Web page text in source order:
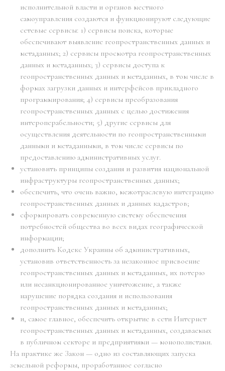
исполнительной власти и органов местного
самоуправления создаются и функционируют следующие
сетевые сервисы: 1) сервисы поиска, которые
обеспечивают выявление геопространственных данных и
метаданных; 2) сервисы просмотра геопространственных
данных и метаданных; 3) сервисы доступа к
геопространственных данных и метаданных, в том числе в
формах загрузки данных и интерфейсов прикладного
программирования; 4) сервисы преобразования
геопространственных данных с целью достижения
интероперабельности; 5) другие сервисы для
осуществления деятельности по геопространственными
данными и метаданными, в том числе сервисы по
предоставлению административных услуг.
установить принципы создания и развития национальной
инфраструктуры геопространственных данных;
обеспечить, что очень важно, межотраслевую интеграцию
геопространственных данных и данных кадастров;
сформировать современную систему обеспечения
потребностей общества во всех видах географической
информации;
дополнить Кодекс Украины об административных,
установив ответственность за незаконное присвоение
геопространственных данных и метаданных, их потерю
или несанкционированное уничтожение, а также
нарушение порядка создания и использования
геопространственных данных и метаданных;
и, самое главное, обеспечить открытие в сети Интернет
геопространственных данных и метаданных, создаваемых
в публичном секторе и предприятиями — монополистами.
На практике же Закон — одно из составляющих запуска
земельной реформы, проработанное согласно